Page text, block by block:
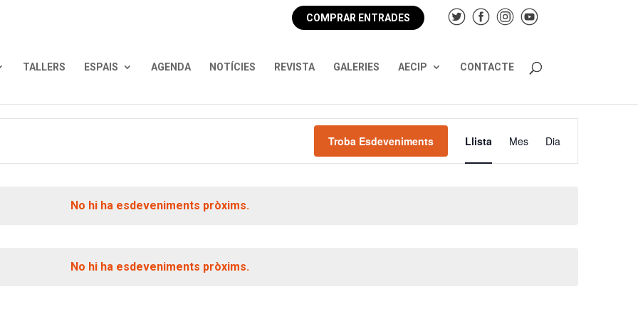
COMPRAR ENTRADES
TALLERS ESPAIS AGENDA NOTÍCIES REVISTA GALERIES AECIP CONTACTE
No hi ha esdeveniments pròxims.
No hi ha esdeveniments pròxims.
Troba Esdeveniments de
Llista Mes Dia